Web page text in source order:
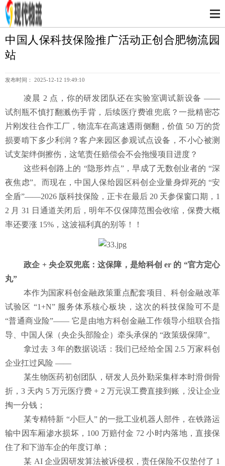
中国人保科技保险推广活动正创合肥物流园
站
发布时间： 2025-12-12 19:49:10
凌晨 2 点，你的研发团队还在实验室调试新设备 ——
试剂瓶不慎打翻溅伤手背，后续医疗费谁兜底？一批精密芯
片刚发往合作工厂，物流车在高速遇雨侧翻，价值 50 万的货
损要啃下多少利润？客户来园区参观试点设备，不小心被测
试支架绊倒擦伤，这笔责任赔偿会不会拖慢项目进度？
这些科创路上的 “隐形炸点”，早成了无数创业者的 “深
夜焦虑”。而现在，中国人保给园区科创企业量身焊死的 “安
全盾”——2026 版科技保险，正卡在最后 20 天参保窗口期，1
2 月 31 日通道关闭后，明年不仅保障范围会收缩，保费大概
率还要涨 15%，这波福利真的别等！！
政企 + 央企双兜底：这保障，是给科创 er 的 “官方定心
丸”
本作为国家科创金融政策重点配套项目、科创金融改革
试验区 “1+N” 服务体系核心板块，这次的科技保险可不是
“普通商业险”—— 它是由地方科创金融工作领导小组联合指
导、中国人保（央企头部险企）牵头承保的 “政策级保障”。
拿过去 3 年的数据说话：我们已经给全国 2.5 万家科创
企业扛过风险 ——
某生物医药初创团队，研发人员外勤采集样本时滑倒骨
折，3 天内 5 万元医疗费 + 2 万元误工费直接到账，没让企业
掏一分钱；
某专精特新 “小巨人” 的一批工业机器人部件，在铁路运
输中因车厢渗水损坏，100 万赔付金 72 小时内落地，直接保
住了和下游车企的年度订单；
某 AI 企业因研发算法被诉侵权，责任保险不仅垫付了 1